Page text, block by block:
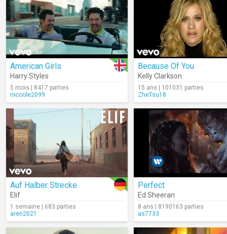
American Girls
Harry Styles
5 mois | 8417 parties
nicoole2099
Because Of You
Kelly Clarkson
15 ans | 101031 parties
ZheTsu18
Auf Halber Strecke
Elif
1 semaine | 683 parties
aren2021
Perfect
Ed Sheeran
8 ans | 8190163 parties
as7733